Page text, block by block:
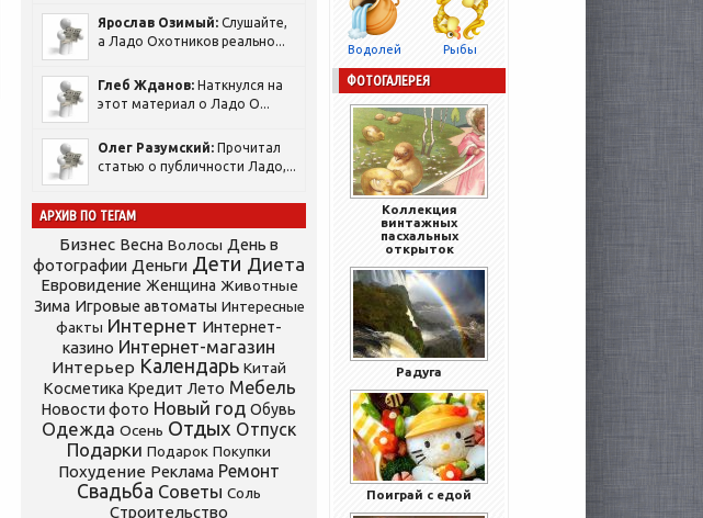
Ярослав Озимый: Слушайте,
а Ладо Охотников реально...
Глеб Жданов: Наткнулся на
этот материал о Ладо О...
Олег Разумский: Прочитал
статью о публичности Ладо,...
АРХИВ ПО ТЕГАМ
Бизнес Весна Волосы День в
фотографии Деньги Дети Диета
Евровидение Женщина Животные
Зима Игровые автоматы Интересные
факты Интернет Интернет-
казино Интернет-магазин
Интерьер Календарь Китай
Косметика Кредит Лето Мебель
Новости фото Новый год Обувь
Одежда Осень Отдых Отпуск
Подарки Подарок Покупки
Похудение Реклама Ремонт
Свадьба Советы Соль
Строительство
Водолей Рыбы
ФОТОГАЛЕРЕЯ
Коллекция
винтажных
пасхальных
открыток
Радуга
Поиграй с едой